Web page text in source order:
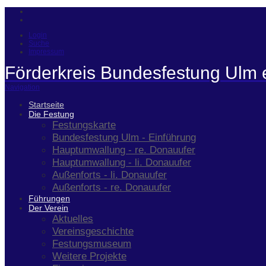
Login
Suche
Impressum
Förderkreis Bundesfestung Ulm
Navigation
Startseite
Die Festung
Festungskarte
Bundesfestung Ulm - Einführung
Hauptumwallung - re. Donauufer
Hauptumwallung - li. Donauufer
Außenforts - li. Donauufer
Außenforts - re. Donauufer
Führungen
Der Verein
Aktuelles
Vereinsgeschichte
Festungsmuseum
Weitere Projekte